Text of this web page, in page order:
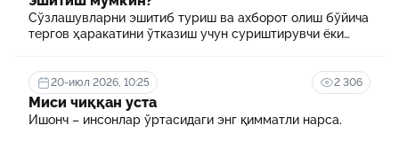
Сўзлашувларни эшитиб туриш ва ахборот олиш бўйича
тергов ҳаракатини ўтказиш учун суриштирувчи ёки
20-июл 2026, 10:25 2 306
Миси чиққан уста
Ишонч – инсонлар ўртасидаги энг қимматли нарса.